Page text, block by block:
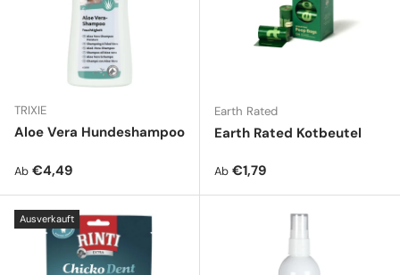
TRIXIE
Aloe Vera Hundeshampoo
Normaler Preis
Ab €4,49
Earth Rated
Earth Rated Kotbeutel
Normaler Preis
Ab €1,79
Ausverkauft